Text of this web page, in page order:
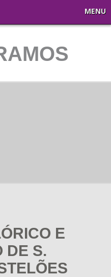
MENU
E
DE S.